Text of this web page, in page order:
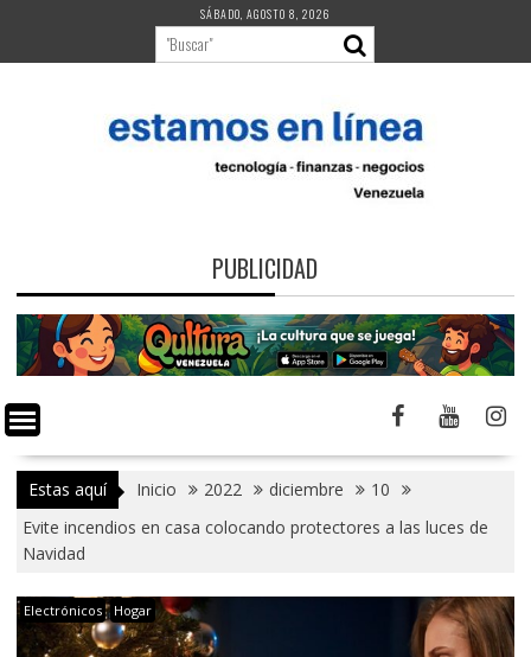
contenido
SÁBADO, AGOSTO 8, 2026
PUBLICIDAD
Estas aquí Inicio 2022 diciembre
10
Evite incendios en casa colocando protectores a las luces de
Navidad
Electrónicos Hogar